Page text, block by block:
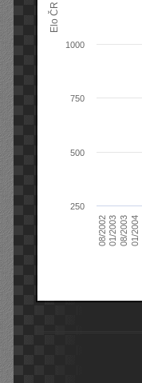
Elo ČR
08/200201/200308/200301/2004
250
500
750
1000